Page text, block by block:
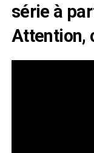
série à
Attention,